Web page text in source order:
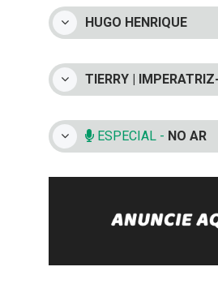
HUGO HENRIQUE
TIERRY |
ESPECIAL - NO AR